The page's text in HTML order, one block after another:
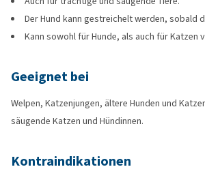
Der Hund kann gestreichelt werden, sobald
Kann sowohl für Hunde, als auch für Katzen
Geeignet bei
Welpen, Katzenjungen, ältere Hunden und
säugende Katzen und Hündinnen.
Kontraindikationen